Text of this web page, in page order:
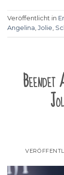
Veröffentlicht in
Angelina Jolie